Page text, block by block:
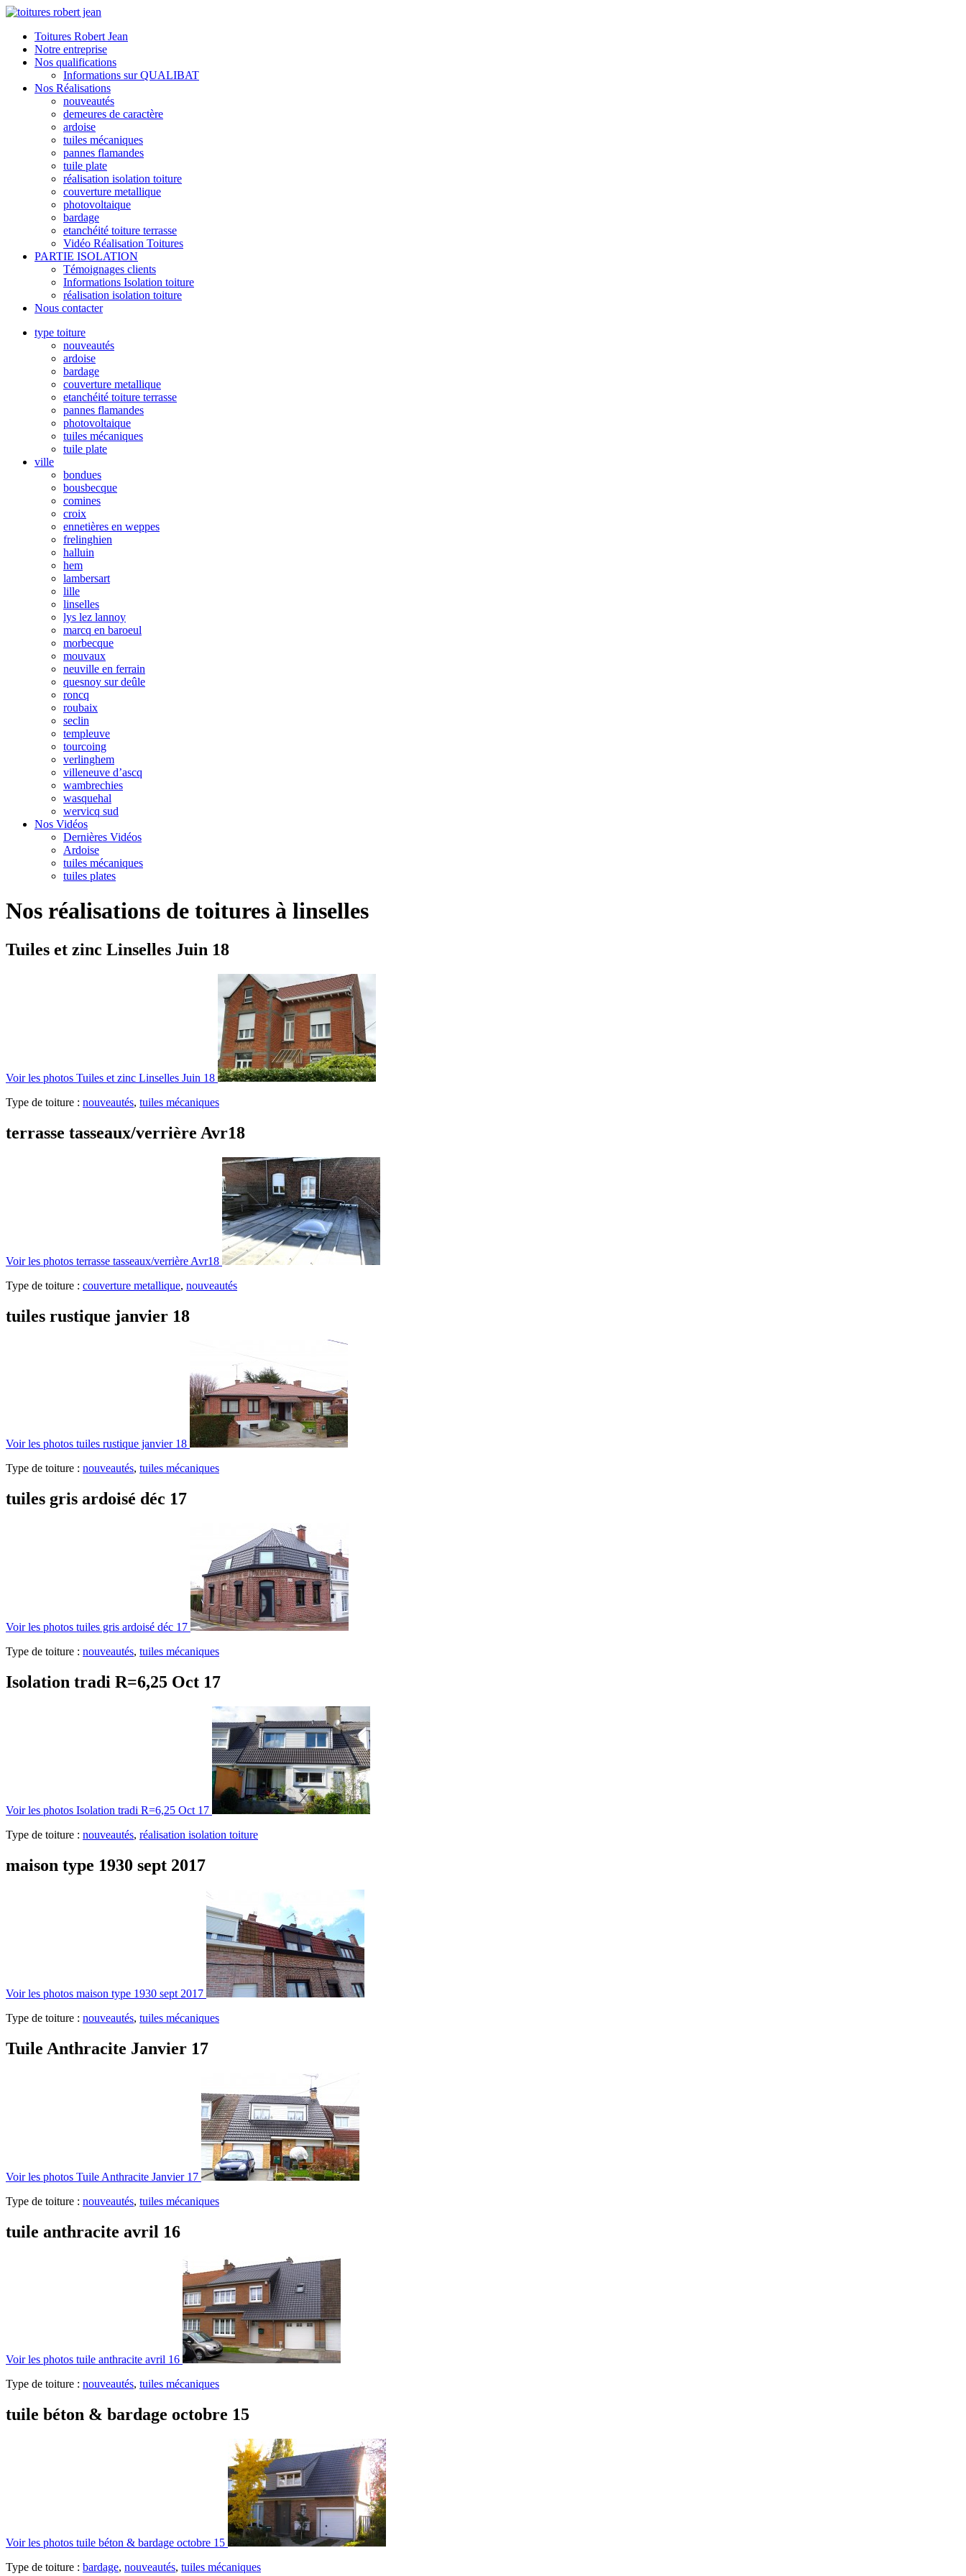
Toitures Robert Jean
Notre entreprise
Nos qualifications
Informations sur QUALIBAT
Nos Réalisations
nouveautés
demeures de caractère
ardoise
tuiles mécaniques
pannes flamandes
tuile plate
réalisation isolation toiture
couverture metallique
photovoltaique
bardage
etanchéité toiture terrasse
Vidéo Réalisation Toitures
PARTIE ISOLATION
Témoignages clients
Informations Isolation toiture
réalisation isolation toiture
Nous contacter
type toiture
nouveautés
ardoise
bardage
couverture metallique
etanchéité toiture terrasse
pannes flamandes
photovoltaique
tuiles mécaniques
tuile plate
ville
bondues
bousbecque
comines
croix
ennetières en weppes
frelinghien
halluin
hem
lambersart
lille
linselles
lys lez lannoy
marcq en baroeul
morbecque
mouvaux
neuville en ferrain
quesnoy sur deûle
roncq
roubaix
seclin
templeuve
tourcoing
verlinghem
villeneuve d’ascq
wambrechies
wasquehal
wervicq sud
Nos Vidéos
Dernières Vidéos
Ardoise
tuiles mécaniques
tuiles plates
Nos réalisations de toitures à linselles
Tuiles et zinc Linselles Juin 18
Voir les photos Tuiles et zinc Linselles Juin 18
Type de toiture : nouveautés, tuiles mécaniques
terrasse tasseaux/verrière Avr18
Voir les photos terrasse tasseaux/verrière Avr18
Type de toiture : couverture metallique, nouveautés
tuiles rustique janvier 18
Voir les photos tuiles rustique janvier 18
Type de toiture : nouveautés, tuiles mécaniques
tuiles gris ardoisé déc 17
Voir les photos tuiles gris ardoisé déc 17
Type de toiture : nouveautés, tuiles mécaniques
Isolation tradi R=6,25 Oct 17
Voir les photos Isolation tradi R=6,25 Oct 17
Type de toiture : nouveautés, réalisation isolation toiture
maison type 1930 sept 2017
Voir les photos maison type 1930 sept 2017
Type de toiture : nouveautés, tuiles mécaniques
Tuile Anthracite Janvier 17
Voir les photos Tuile Anthracite Janvier 17
Type de toiture : nouveautés, tuiles mécaniques
tuile anthracite avril 16
Voir les photos tuile anthracite avril 16
Type de toiture : nouveautés, tuiles mécaniques
tuile béton & bardage octobre 15
Voir les photos tuile béton & bardage octobre 15
Type de toiture : bardage, nouveautés, tuiles mécaniques